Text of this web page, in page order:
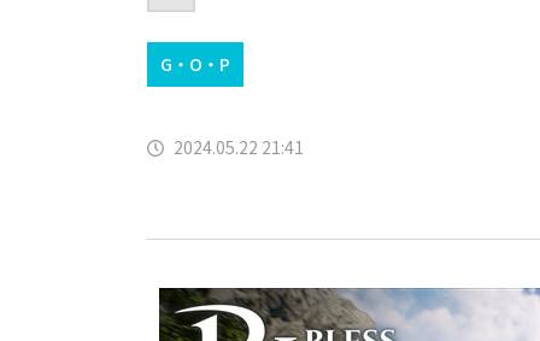
G・O・P
2024.05.22 21:41